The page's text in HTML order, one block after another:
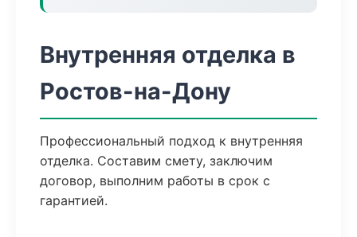
Внутренняя отделка в
Ростов-на-Дону
Профессиональный подход к внутренняя
отделка. Составим смету, заключим
договор, выполним работы в срок с
гарантией.